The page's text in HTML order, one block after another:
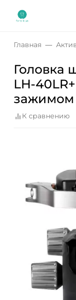
Главная
Головка
LH-
зажимом
К сравнению